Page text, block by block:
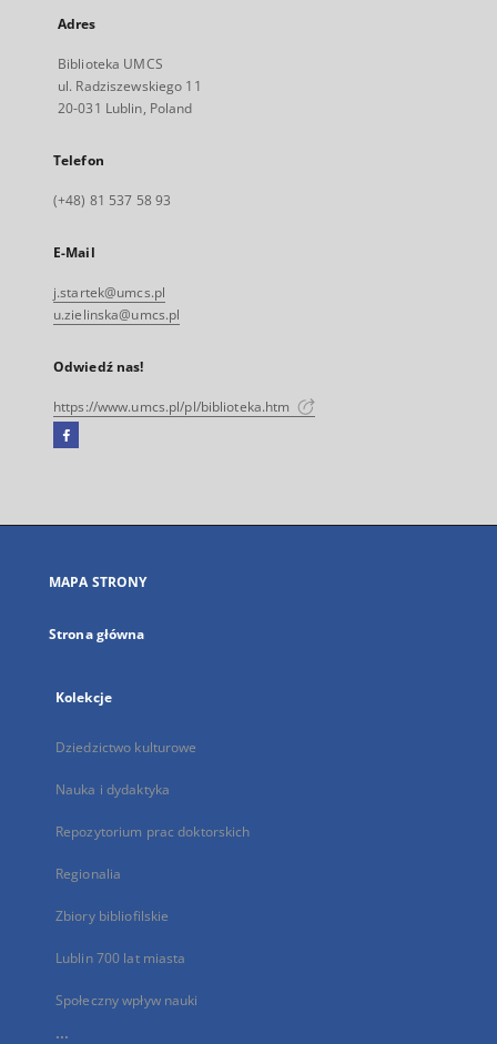
Adres
Biblioteka UMCS
ul. Radziszewskiego 11
20-031 Lublin, Poland
Telefon
(+48) 81 537 58 93
E-Mail
j.startek@umcs.pl
u.zielinska@umcs.pl
Odwiedź nas!
https://www.umcs.pl/pl/biblioteka.htm
Facebook
się
karcie
MAPA STRONY
Strona główna
Kolekcje
Dziedzictwo kulturowe
Nauka i dydaktyka
Repozytorium prac doktorskich
Regionalia
Zbiory bibliofilskie
Lublin 700 lat miasta
Społeczny wpływ nauki
...